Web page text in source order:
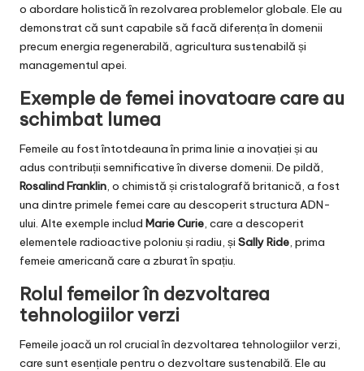
o abordare holistică în rezolvarea problemelor globale. Ele au
demonstrat că sunt capabile să facă diferența în domenii
precum energia regenerabilă, agricultura sustenabilă și
managementul apei.
Exemple de femei inovatoare care au
schimbat lumea
Femeile au fost întotdeauna în prima linie a inovației și au
adus contribuții semnificative în diverse domenii. De pildă,
Rosalind Franklin, o chimistă și cristalografă britanică, a fost
una dintre primele femei care au descoperit structura ADN-
ului. Alte exemple includ Marie Curie, care a descoperit
elementele radioactive poloniu și radiu, și Sally Ride, prima
femeie americană care a zburat în spațiu.
Rolul femeilor în dezvoltarea
tehnologiilor verzi
Femeile joacă un rol crucial în dezvoltarea tehnologiilor verzi,
care sunt esențiale pentru o dezvoltare sustenabilă. Ele au